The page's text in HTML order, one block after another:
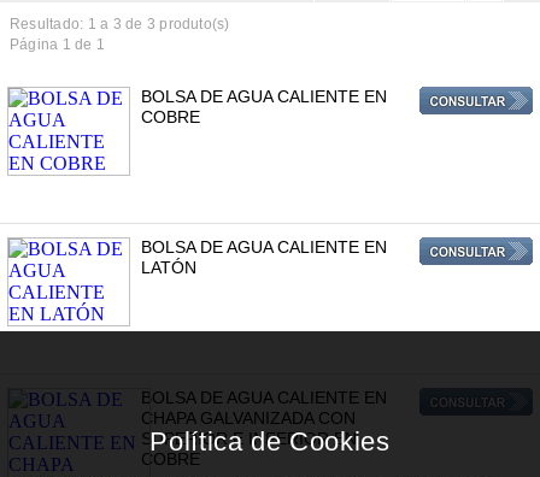
Resultado: 1 a 3 de 3 produto(s)
Página 1 de 1
BOLSA DE AGUA CALIENTE EN
COBRE
BOLSA DE AGUA CALIENTE EN
LATÓN
BOLSA DE AGUA CALIENTE EN
CHAPA GALVANIZADA CON
SUPERIOR E INFERIOR EN
COBRE